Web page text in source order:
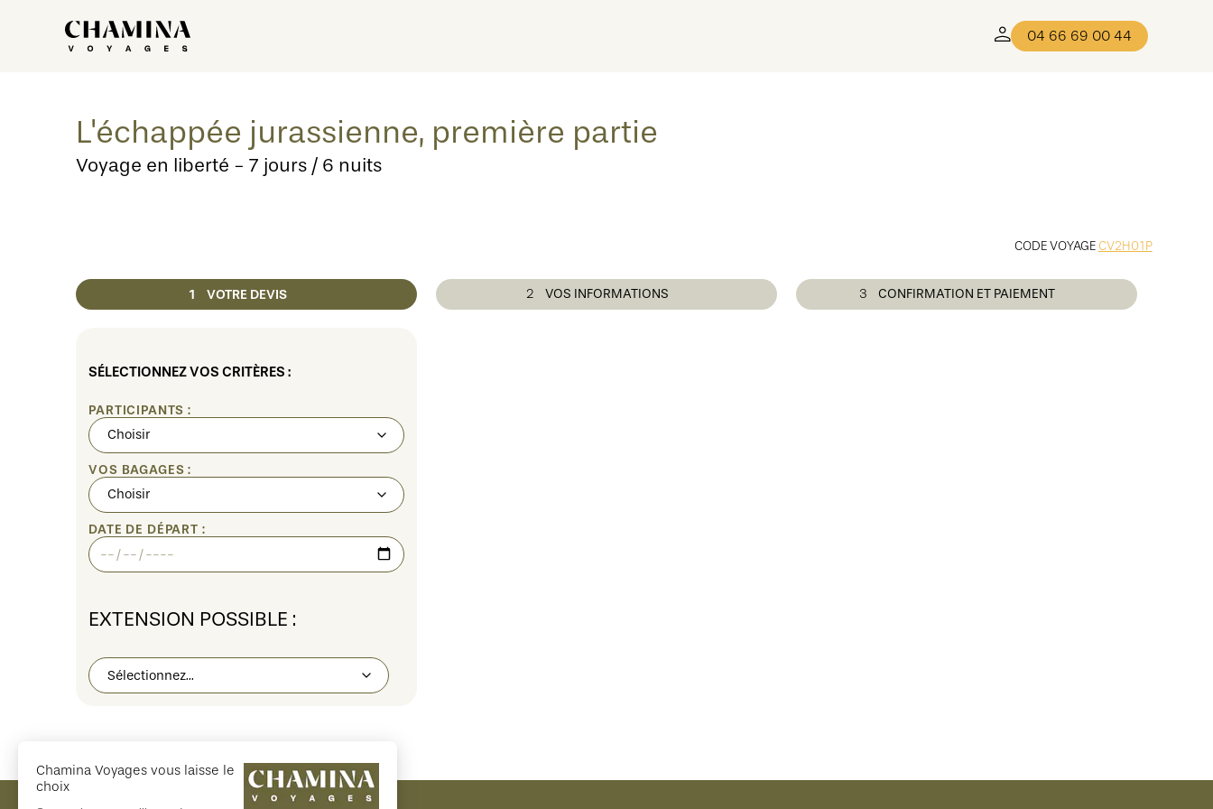
Chamina Voyages vous laisse le
choix
04 66 69 00 44
L'échappée jurassienne, première partie
Voyage en liberté - 7 jours / 6 nuits
CODE VOYAGE CV2H01P
1 VOTRE DEVIS 2 VOS INFORMATIONS 3 CONFIRMATION ET PAIEMENT
SÉLECTIONNEZ VOS CRITÈRES :
PARTICIPANTS :
VOS BAGAGES :
DATE DE DÉPART :
EXTENSION POSSIBLE :